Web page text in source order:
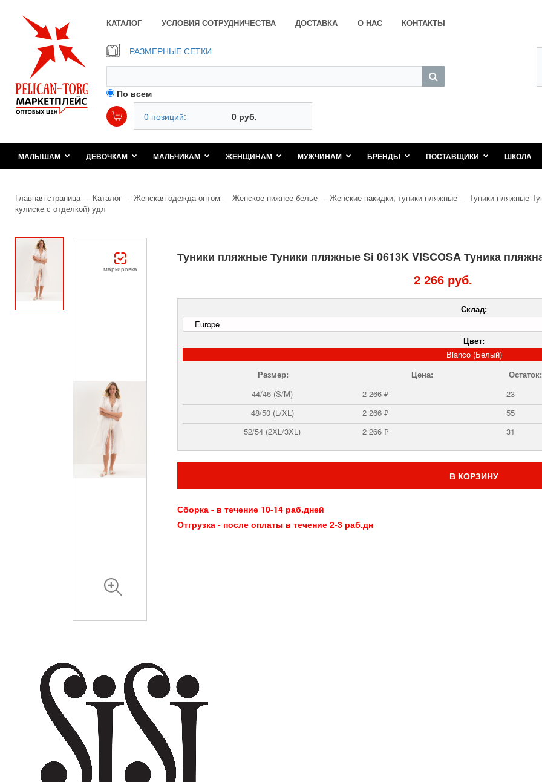
КАТАЛОГ УСЛОВИЯ СОТРУДНИЧЕСТВА ДОСТАВКА О НАС КОНТАКТЫ
РАЗМЕРНЫЕ СЕТКИ
По всем
0 позиций:
0 руб.
МАЛЫШАМ ДЕВОЧКАМ МАЛЬЧИКАМ ЖЕНЩИНАМ МУЖЧИНАМ БРЕНДЫ ПОСТАВЩИКИ ШКОЛА
Главная страница - Каталог - Женская одежда оптом - Женское нижнее белье - Женские накидки, туники пляжные - Туники пляжные
кулиске с отделкой) удл
маркировка
Туники пляжные Туники пляжные Si 0613K VISCOSA Туника
2 266 руб.
Склад:
Цвет:
Bianco (Белый)
Размер:
Цена:
Остаток:
44/46 (S/M)
2 266 ₽
23
48/50 (L/XL)
2 266 ₽
55
52/54 (2XL/3XL)
2 266 ₽ 31
В КОРЗИНУ
Сборка - в течение 10-14 раб.дней
Отгрузка - после оплаты в течение 2-3 раб.дн